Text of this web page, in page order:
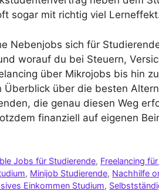
sogar mit richtig viel
Nebenjobs sich für
worauf du bei Steuern,
über Mikrojobs bis hin
Überblick über die besten
die genau diesen Weg
finanziell auf eigenen
Jobs für Studierende, Freelancing
, Minijob Studierende, Nachhilfe
Einkommen Studium,